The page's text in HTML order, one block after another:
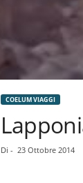
COELUM VIAGGI
Di - 23 Ottobre 2014